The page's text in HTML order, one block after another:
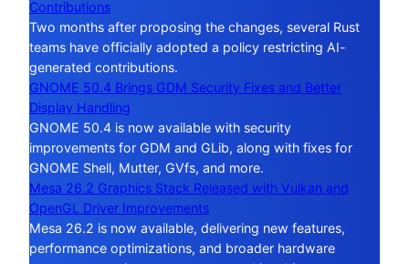
Contributions
Two months after proposing the changes, several Rust
teams have officially adopted a policy restricting AI-
generated contributions.
GNOME 50.4 Brings GDM Security Fixes and Better
Display Handling
GNOME 50.4 is now available with security
improvements for GDM and GLib, along with fixes for
GNOME Shell, Mutter, GVfs, and more.
Mesa 26.2 Graphics Stack Released with Vulkan and
OpenGL Driver Improvements
Mesa 26.2 is now available, delivering new features,
performance optimizations, and broader hardware